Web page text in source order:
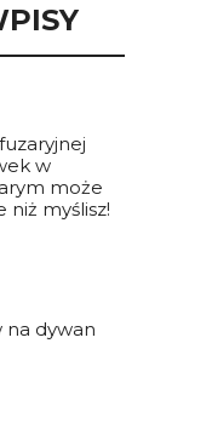
w
może
niż myślisz!
na dywan